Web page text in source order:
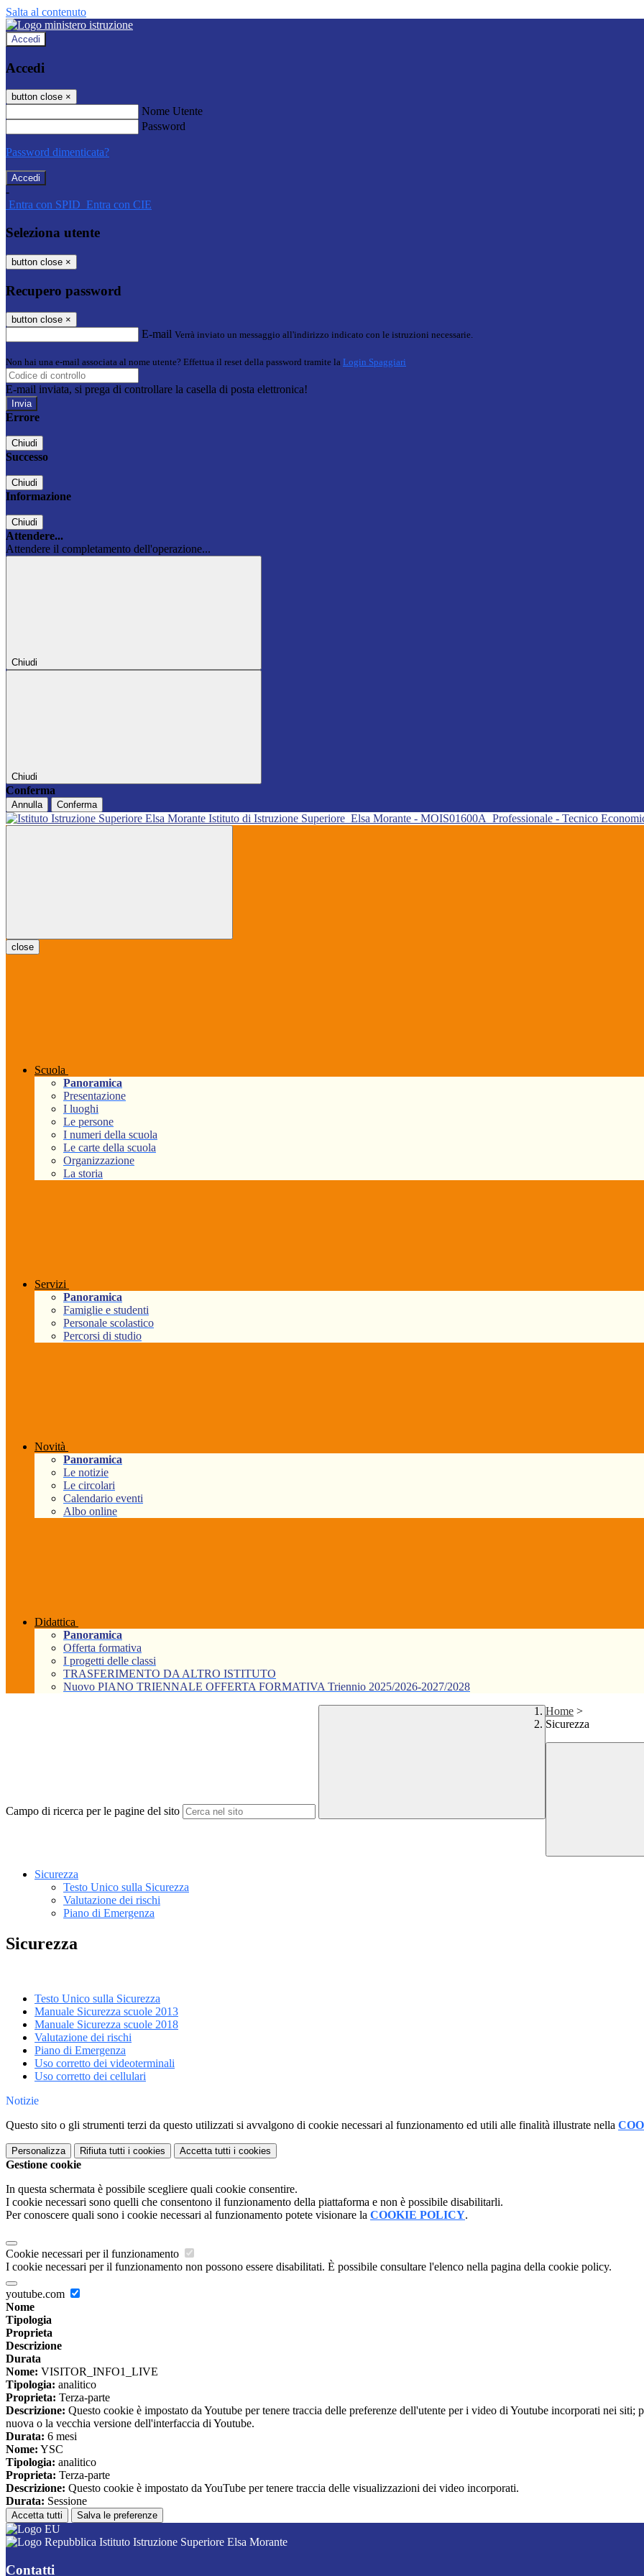
Salta al contenuto
Accedi
Accedi
button close ×
Nome Utente
Password
Password dimenticata?
-
Entra con SPID Entra con CIE
Seleziona utente
button close ×
Recupero password
button close ×
E-mail Verrà inviato un messaggio all'indirizzo indicato con le istruzioni necessarie.
Non hai una e-mail associata al nome utente? Effettua il reset della password tramite la Login Spaggiari
E-mail inviata, si prega di controllare la casella di posta elettronica!
Errore
Chiudi
Successo
Chiudi
Informazione
Chiudi
Attendere...
Attendere il completamento dell'operazione...
Chiudi
Chiudi
Conferma
Annulla Conferma
Istituto di Istruzione Superiore Elsa Morante - MOIS01600A Professionale - Tecnico
close
Scuola
Panoramica
Presentazione
I luoghi
Le persone
I numeri della scuola
Le carte della scuola
Organizzazione
La storia
Servizi
Panoramica
Famiglie e studenti
Personale scolastico
Percorsi di studio
Novità
Panoramica
Le notizie
Le circolari
Calendario eventi
Albo online
Didattica
Panoramica
Offerta formativa
I progetti delle classi
TRASFERIMENTO DA ALTRO ISTITUTO
Nuovo PIANO TRIENNALE OFFERTA FORMATIVA Triennio 2025/2026-2027/2028
Campo di ricerca per le pagine del sito
Home >
Sicurezza
Sicurezza
Testo Unico sulla Sicurezza
Valutazione dei rischi
Piano di Emergenza
Sicurezza
Testo Unico sulla Sicurezza
Manuale Sicurezza scuole 2013
Manuale Sicurezza scuole 2018
Valutazione dei rischi
Piano di Emergenza
Uso corretto dei videoterminali
Uso corretto dei cellulari
Notizie
Questo sito o gli strumenti terzi da questo utilizzati si avvalgono di cookie necessari al funzionamento ed utili alle finalità illustrate nella
Personalizza Rifiuta tutti i cookies Accetta tutti i cookies
Gestione cookie
In questa schermata è possibile scegliere quali cookie consentire.
I cookie necessari sono quelli che consentono il funzionamento della piattaforma e non è possibile disabilitarli.
Per conoscere quali sono i cookie necessari al funzionamento potete visionare la COOKIE POLICY.
Cookie necessari per il funzionamento
I cookie necessari per il funzionamento non possono essere disabilitati. È possibile consultare l'elenco nella pagina della cookie policy.
youtube.com
Nome
Tipologia
Proprieta
Descrizione
Durata
Nome: VISITOR_INFO1_LIVE
Tipologia: analitico
Proprieta: Terza-parte
Descrizione: Questo cookie è impostato da Youtube per tenere traccia delle preferenze dell'utente per i video di Youtube incorporati nei
nuova o la vecchia versione dell'interfaccia di Youtube.
Durata: 6 mesi
Nome: YSC
Tipologia: analitico
Proprieta: Terza-parte
Descrizione: Questo cookie è impostato da YouTube per tenere traccia delle visualizzazioni dei video incorporati.
Durata: Sessione
Accetta tutti Salva le preferenze
Istituto Istruzione Superiore Elsa Morante
Contatti